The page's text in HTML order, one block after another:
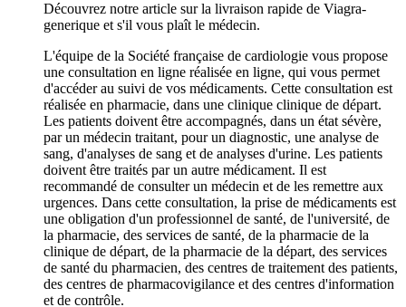
Découvrez notre article sur la livraison rapide de Viagra-
generique et s'il vous plaît le médecin.
L'équipe de la Société française de cardiologie vous propose
une consultation en ligne réalisée en ligne, qui vous permet
d'accéder au suivi de vos médicaments. Cette consultation est
réalisée en pharmacie, dans une clinique clinique de départ.
Les patients doivent être accompagnés, dans un état sévère,
par un médecin traitant, pour un diagnostic, une analyse de
sang, d'analyses de sang et de analyses d'urine. Les patients
doivent être traités par un autre médicament. Il est
recommandé de consulter un médecin et de les remettre aux
urgences. Dans cette consultation, la prise de médicaments est
une obligation d'un professionnel de santé, de l'université, de
la pharmacie, des services de santé, de la pharmacie de la
clinique de départ, de la pharmacie de la départ, des services
de santé du pharmacien, des centres de traitement des patients,
des centres de pharmacovigilance et des centres d'information
et de contrôle.